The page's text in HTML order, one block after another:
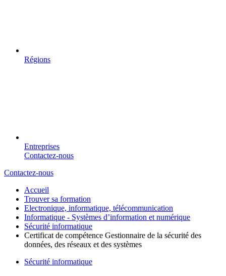
Régions
Entreprises
Contactez-nous
Contactez-nous
Accueil
Trouver sa formation
Electronique, informatique, télécommunication
Informatique - Systèmes d’information et numérique
Sécurité informatique
Certificat de compétence Gestionnaire de la sécurité des
données, des réseaux et des systèmes
Sécurité informatique